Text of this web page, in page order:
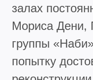
залах
Мориса Дени,
группы
попытку